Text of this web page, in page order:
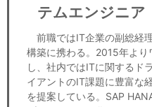
テムエンジニア
前職ではIT企業の副総経
構築に携わる。2015年よ
し、社内ではITに関するド
イアントのIT課題に豊富な
を提案している。SAP